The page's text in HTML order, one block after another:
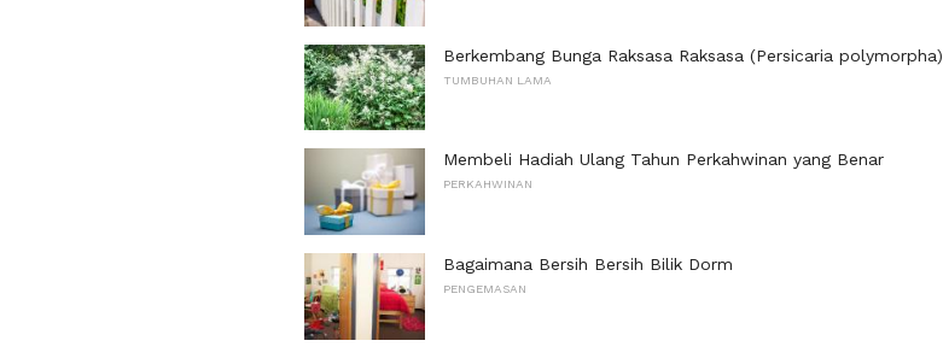
Berkembang Bunga Raksasa Raksasa (Persicaria polymorpha)
TUMBUHAN LAMA
Membeli Hadiah Ulang Tahun Perkahwinan yang Benar
PERKAHWINAN
Bagaimana Bersih Bersih Bilik Dorm
PENGEMASAN